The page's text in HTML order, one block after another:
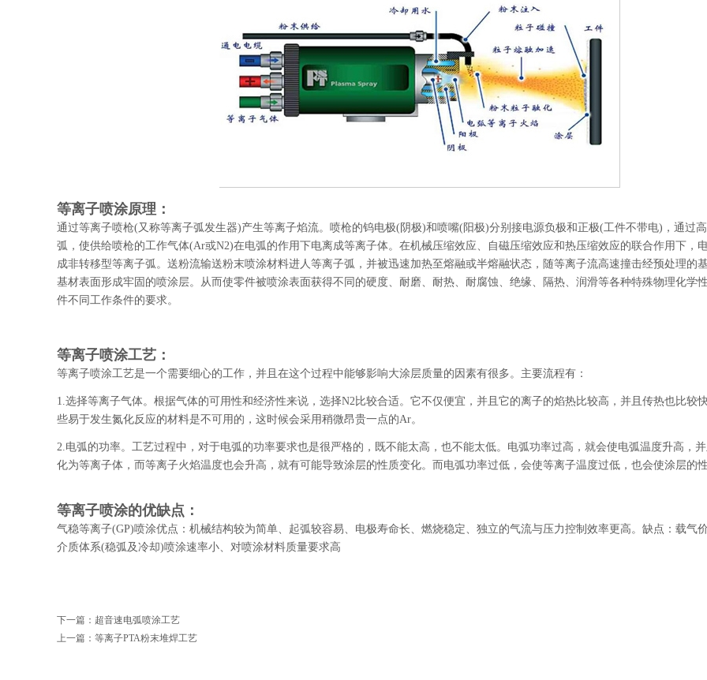
等离子喷涂原理：
通过等离子喷枪(又称等离子弧发生器)产生等离子焰流。喷枪的钨电极(阴极)和喷嘴(阳极)分别接电源负极和正极(工件不带电)，通过
弧，使供给喷枪的工作气体(Ar或N2)在电弧的作用下电离成等离子体。在机械压缩效应、自磁压缩效应和热压缩效应的联合作用下，
成非转移型等离子弧。送粉流输送粉末喷涂材料进人等离子弧，并被迅速加热至熔融或半熔融状态，随等离子流高速撞击经预处理的
基材表面形成牢固的喷涂层。从而使零件被喷涂表面获得不同的硬度、耐磨、耐热、耐腐蚀、绝缘、隔热、润滑等各种特殊物理化学
件不同工作条件的要求。
等离子喷涂工艺：
等离子喷涂工艺是一个需要细心的工作，并且在这个过程中能够影响大涂层质量的因素有很多。 主要流程有：
1.选择等离子气体。根据气体的可用性和经济性来说，选择N2比较合适。它不仅便宜，并且它的离子的焰热比较高，并且传热也比较
些易于发生氮化反应的材料是不可用的，这时候会采用稍微昂贵一点的Ar。
2.电弧的功率。工艺过程中，对于电弧的功率要求也是很严格的，既不能太高，也不能太低。电弧功率过高，就会使电弧温度升高，
化为等离子体，而等离子火焰温度也会升高，就有可能导致涂层的性质变化。而电弧功率过低，会使等离子温度过低，也会使涂层的
等离子喷涂的优缺点：
气稳等离子(GP)喷涂优点：机械结构较为简单、起弧较容易、电极寿命长、燃烧稳定、独立的气流与压力控制效率更高。缺点：载气
介质体系(稳弧及冷却)喷涂速率小、对喷涂材料质量要求高
下一篇： 超音速电弧喷涂工艺
上一篇： 等离子PTA粉末堆焊工艺